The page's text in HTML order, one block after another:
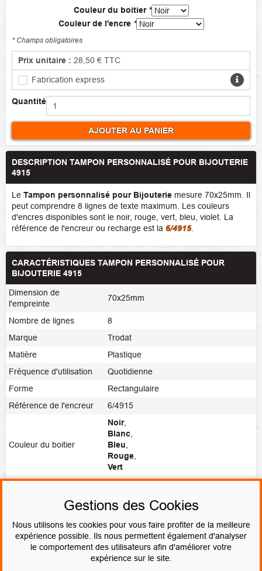
Couleur du boitier *
Couleur de l'encre *
* Champs obligatoires
Prix unitaire : 28,50 € TTC
Fabrication express
Quantité
AJOUTER AU PANIER
DESCRIPTION TAMPON PERSONNALISÉ POUR BIJOUTERIE
4915
Le Tampon personnalisé pour Bijouterie mesure 70x25mm. Il
peut comprendre 8 lignes de texte maximum. Les couleurs
d'encres disponibles sont le noir, rouge, vert, bleu, violet. La
référence de l'encreur ou recharge est la 6/4915.
CARACTÉRISTIQUES TAMPON PERSONNALISÉ POUR
BIJOUTERIE 4915
Dimension de
l'empreinte
70x25mm
Nombre de lignes
8
Marque
Trodat
Matière
Plastique
Fréquence d'utilisation
Quotidienne
Forme
Rectangulaire
Référence de l'encreur
6/4915
Couleur du boitier
Noir,
Blanc
Bleu
Rouge
Vert
Noir,Rouge,Bleu,Vert,Violet,
Fabrication express
PAIEMENT SÉCURISÉ
Gestions des Cookies
Nous utilisons les cookies pour vous faire profiter de la meilleure
expérience possible. Ils nous permettent également d'analyser
le comportement des utilisateurs afin d'améliorer votre
expérience sur le site.